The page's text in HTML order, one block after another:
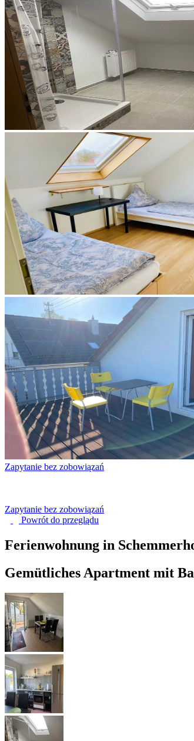
Zapytanie bez zobowiązań
Zapytanie bez zobowiązań
Powrót do przeglądu
Ferienwohnung in
Gemütliches Apartment mit